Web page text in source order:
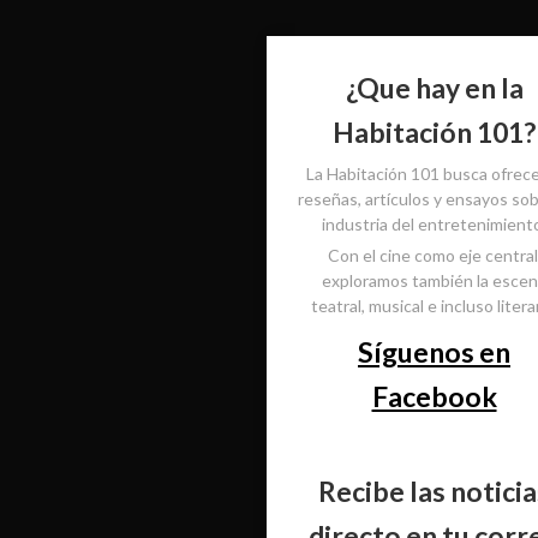
¿Que hay en la
Habitación 101?
La Habitación 101 busca
reseñas, artículos y ensayos
industria del
Con el cine como eje
exploramos también la
teatral, musical e incluso
Síguenos en
Facebook
Recibe las